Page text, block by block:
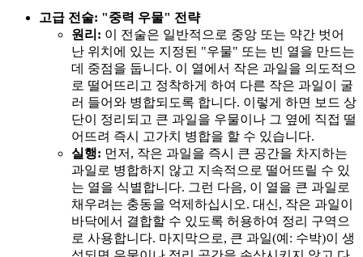
고급 전술: "중력 우물" 전략
원리: 이 전술은 일반적으로 중앙 또는 약간 벗어
난 위치에 있는 지정된 "우물" 또는 빈 열을 만드는
데 중점을 둡니다. 이 열에서 작은 과일을 의도적으
로 떨어뜨리고 정착하게 하여 다른 작은 과일이 굴
러 들어와 병합되도록 합니다. 이렇게 하면 보드 상
단이 정리되고 큰 과일을 우물이나 그 옆에 직접 떨
어뜨려 즉시 고가치 병합을 할 수 있습니다.
실행: 먼저, 작은 과일을 즉시 큰 공간을 차지하는
과일로 병합하지 않고 지속적으로 떨어뜨릴 수 있
는 열을 식별합니다. 그런 다음, 이 열을 큰 과일로
채우려는 충동을 억제하십시오. 대신, 작은 과일이
바닥에서 결합할 수 있도록 허용하여 정리 구역으
로 사용합니다. 마지막으로, 큰 과일(예: 수박)이 생